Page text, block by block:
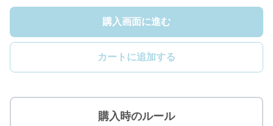
購入画面に進む
カートに追加する
購入時のルール